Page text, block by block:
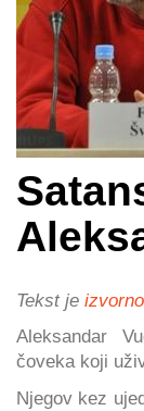
Tekst je
Aleksandar
čoveka koji
Njegov kez